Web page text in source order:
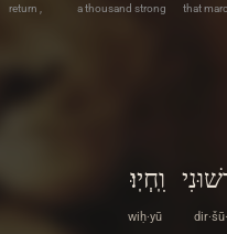
that
a thousand strong
return ,
וִֽחְיֽוּ׃
wiḥ·yū